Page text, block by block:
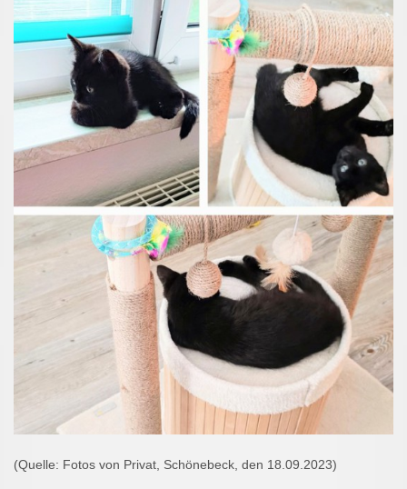
(Quelle: Fotos von Privat, Schönebeck, den 18.09.2023)